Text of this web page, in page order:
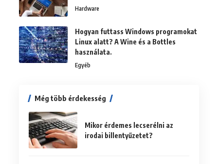
Hardware
Hogyan futtass Windows programokat
Linux alatt? A Wine és a Bottles
használata.
Egyéb
Még több érdekesség
Mikor érdemes lecserélni az
irodai billentyűzetet?